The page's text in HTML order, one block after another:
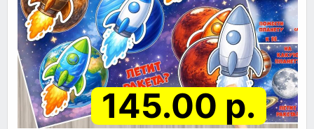
145.00 р.